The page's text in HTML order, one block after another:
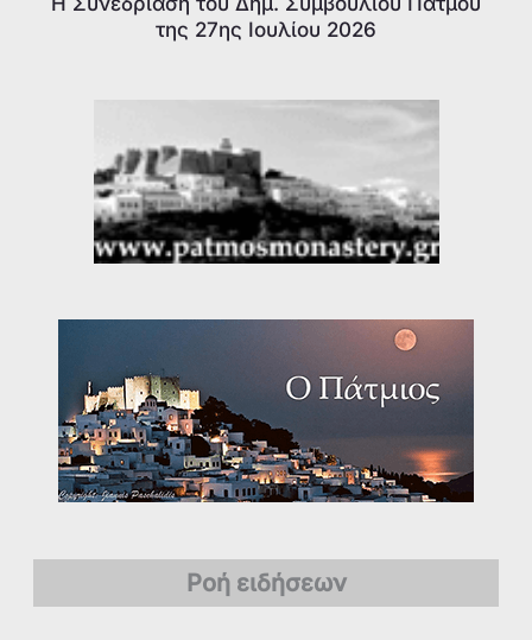
της 27ης Ιουλίου 2026
Ροή ειδήσεων